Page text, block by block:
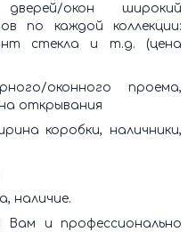
окон широкий
по каждой коллекции:
стекла и т.д. (цена
оконного проема,
открывания
коробки, наличники,
наличие.
и профессионально